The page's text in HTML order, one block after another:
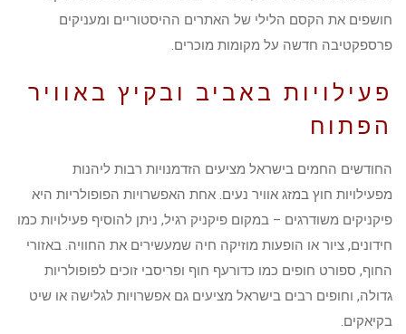
חושפים את הקסם הלילי של האתרים ההיסטוריים ומעניקים
פרספקטיבה חדשה על מקומות מוכרים.
פעילויות באביב ובקיץ באוויר
הפתוח
החודשים החמים בישראל מציעים הזדמנויות רבות ליהנות
מפעילויות חוץ במזג אוויר נעים. אחת האפשרויות הפופולריות היא
פיקניקים משודרגים – במקום פיקניק רגיל, ניתן להוסיף פעילויות כמו
חידונים, ציור או הופעות מוזיקה חיה שמעשירים את החוויה. באזורי
החוף, ספורט חופים כמו כדורעף חוף ופריסבי זוכים לפופולריות
גדולה, וחופים רבים בישראל מציעים גם אפשרויות לגלישה או שיט
בקיאקים.